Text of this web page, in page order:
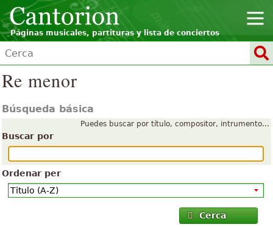
Páginas musicales, partituras y lista de conciertos
Re menor
Búsqueda básica
Puedes buscar por título, compositor, intrumento...
Buscar por
Ordenar per
Cerca